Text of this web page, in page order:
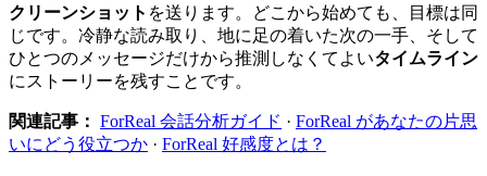
クリーンショット を送ります。どこから始めても、目標は同
じです。冷静な読み取り、地に足の着いた次の一手、そして
ひとつのメッセージだけから推測しなくてよいタイムライン
にストーリーを残すことです。
関連記事： ForReal 会話分析ガイド · ForReal があなたの片思
いにどう役立つか · ForReal 好感度とは？